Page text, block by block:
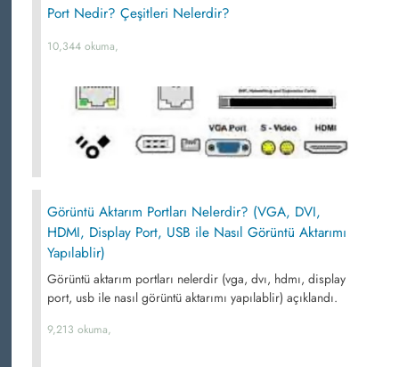
Port Nedir? Çeşitleri Nelerdir?
10,344 okuma,
Görüntü Aktarım Portları Nelerdir? (VGA, DVI,
HDMI, Display Port, USB ile Nasıl Görüntü Aktarımı
Yapılablir)
Görüntü aktarım portları nelerdir (vga, dvı, hdmı, display
port, usb ile nasıl görüntü aktarımı yapılablir) açıklandı.
9,213 okuma,